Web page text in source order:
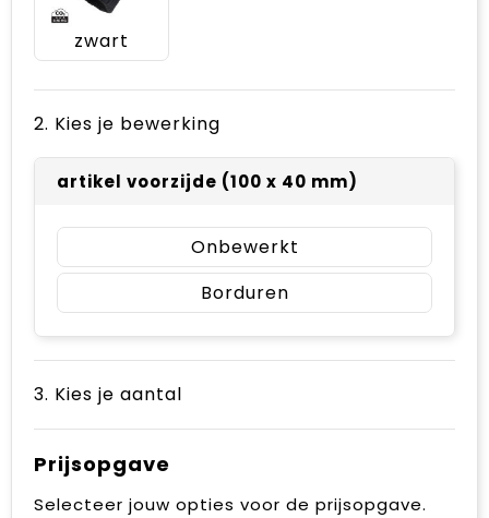
zwart
2. Kies je bewerking
artikel voorzijde (100 x 40 mm)
Onbewerkt
Borduren
3. Kies je aantal
Prijsopgave
Selecteer jouw opties voor de prijsopgave.